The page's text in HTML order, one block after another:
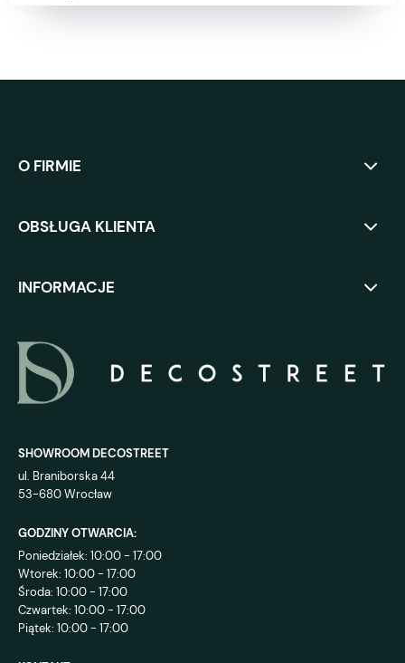
O FIRMIE
OBSŁUGA KLIENTA
INFORMACJE
SHOWROOM DECOSTREET
ul. Braniborska 44
53-680 Wrocław
GODZINY OTWARCIA:
Poniedziałek: 10:00 - 17:00
Wtorek: 10:00 - 17:00
Środa: 10:00 - 17:00
Czwartek: 10:00 - 17:00
Piątek: 10:00 - 17:00